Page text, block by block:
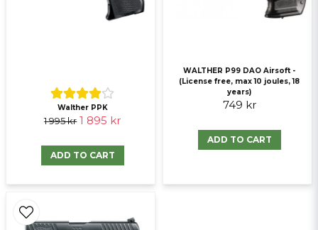
Walther PPK
1 995 kr 1 895 kr
ADD TO CART
WALTHER P99 DAO Airsoft -
(License free, max 10 joules, 18
years)
749 kr
ADD TO CART